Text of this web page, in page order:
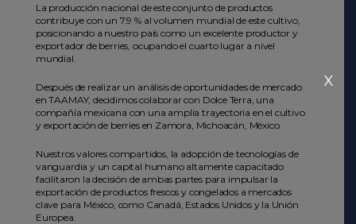
La producción nacional de este conjunto de productos
contribuye con un 7.9 % al volumen mundial de este cultivo,
posicionando a nuestro país como un excelente productor y
exportador de berries, ocupando el cuarto lugar a nivel
mundial.
Después de realizar un análisis de oportunidades de mercado
en TAAMAY, decidimos colaborar con Dolce Terra, una
compañía mexicana con una amplia trayectoria en el cultivo
y exportación de berries en Zamora, Michoacán, México.
Nuestros valores compartidos, la adopción de tecnologías de
vanguardia y un capital humano altamente capacitado
facilitaron la decisión de ambas partes para impulsar la
exportación de productos frescos y congelados a mercados
clave para México, como Canadá, Estados Unidos y la Unión
Europea.
X